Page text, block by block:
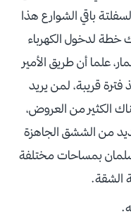
باقي الشوارع هذا
خطة لدخول الكهرباء
علما أن طريق الأمير
قريبة، لمن يريد
الكثير من العروض،
من الششق الجاهزة
بمساحات مختلفة
الشقة.